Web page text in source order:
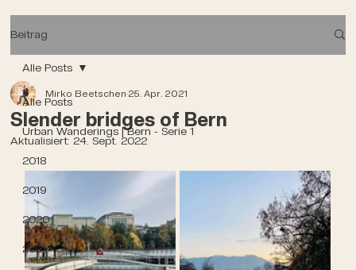
Beitrag
Alle Posts
Urban Wanderings | Bern - Serie 1
2018
2019
2020
2021
Alle Posts
Slender bridges of Bern
Mirko Beetschen25. Apr. 2021
Aktualisiert: 24. Sept. 2022